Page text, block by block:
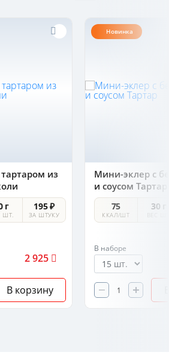
из
г
ШТ.
195 ₽
ЗА ШТУКУ
2 925
В корзину
Новинка
Мини-эклер с
и соусом Тартар
75
ККАЛ/ШТ
30 г
ВЕС ШТ.
В наборе